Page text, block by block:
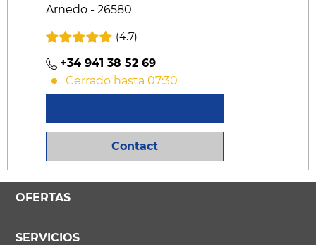
Arnedo - 26580
(4.7)
+34 941 38 52 69
Cerrado hasta 07:30
Contact
OFERTAS
SERVICIOS